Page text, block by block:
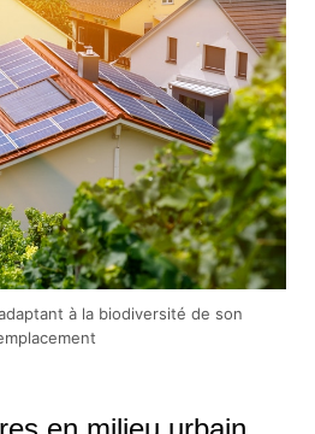
à la biodiversité de son